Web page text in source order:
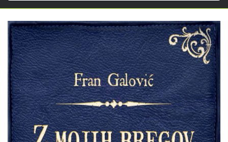
Pretraži
Fran
Galović
Z
mojih
bregov
Pretpregled